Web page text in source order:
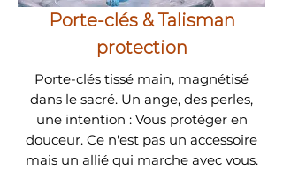
Porte-clés & Talisman
protection
Porte-clés tissé main, magnétisé
dans le sacré. Un ange, des perles,
une intention : Vous protéger en
douceur. Ce n'est pas un accessoire
mais un allié qui marche avec vous.